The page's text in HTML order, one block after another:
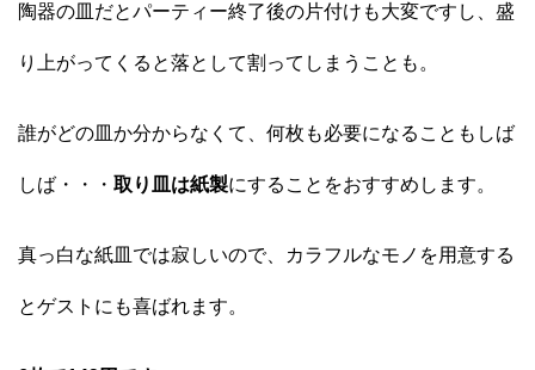
陶器の皿だとパーティー終了後の片付けも大変ですし、盛
り上がってくると落として割ってしまうことも。
誰がどの皿か分からなくて、何枚も必要になることもしば
しば・・・ 取り皿は紙製にすることをおすすめします。
真っ白な紙皿では寂しいので、カラフルなモノを用意する
とゲストにも喜ばれます。